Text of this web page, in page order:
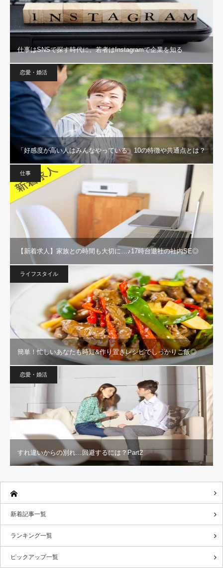
仕事はSNSで探す時代に。若者はInstagramで企業を知る
恋愛・婚活
「好感度が高い人はみんなやっている」10の特徴や共通点とは？
仕事
【新着求人】家族との時間も大切に…♪17時台退社の社内SE◎
ライフスタイル
簡単！忙しいあなたも時短&作り置きレシピでしっかりご飯◎
恋愛・婚活
すれ違いからの別れ…回避するには？Part2
新着記事一覧
ランキング一覧
ピックアップ一覧